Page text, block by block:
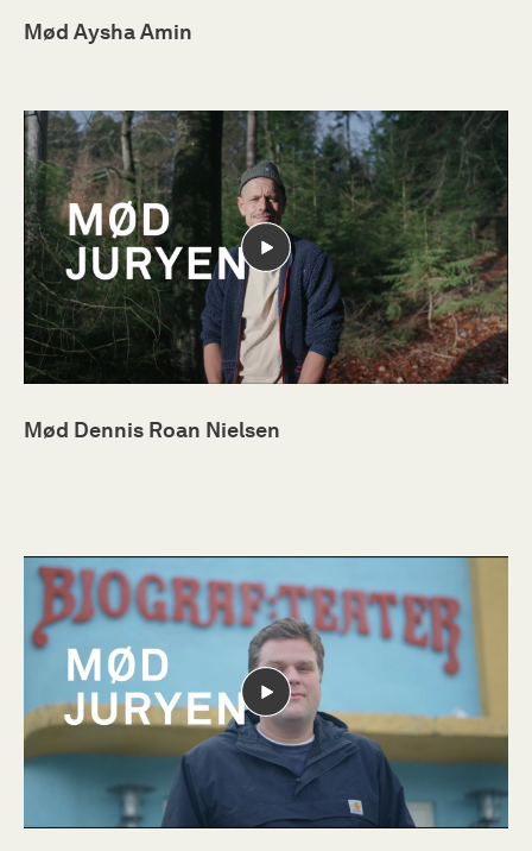
Mød Aysha Amin
Mød Dennis Roan Nielsen